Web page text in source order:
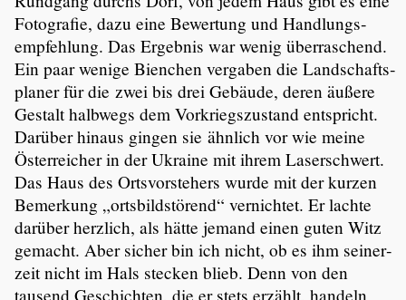
Fotografie, dazu eine Bewertung und Handlungs­
emp­feh­lung. Das Ergebnis war wenig überra­schend.
Ein paar wenige Bienchen vergaben die Landschafts­
planer für die zwei bis drei Gebäude, deren äußere
Gestalt halbwegs dem Vorkriegs­zu­stand entspricht.
Darüber hinaus gingen sie ähnlich vor wie meine
Öster­rei­cher in der Ukraine mit ihrem Laser­schwert.
Das Haus des Ortsvor­ste­hers wurde mit der kurzen
Bemerkung „ortsbild­stö­rend“ vernichtet. Er lachte
darüber herzlich, als hätte jemand einen guten Witz
gemacht. Aber sicher bin ich nicht, ob es ihm seiner­
zeit nicht im Hals stecken blieb. Denn von den
tausend Geschichten, die er stets erzählt, handeln